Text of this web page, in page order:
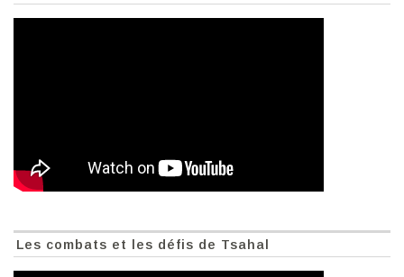
Les combats et les défis de Tsahal